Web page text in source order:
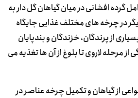
گرده افشانی در میان گیاهان گل دار به
در چرخه های مختلف غذایی جایگاه
از پرندگان، خزندگان و بندپایان
مرحله لاروی تا بلوغ از آن ها تغذیه می
از گیاهان و تکمیل چرخه عناصر در